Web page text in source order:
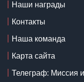
Наши награды
Контакты
Наша команда
Карта сайта
Телеграф: Миссия